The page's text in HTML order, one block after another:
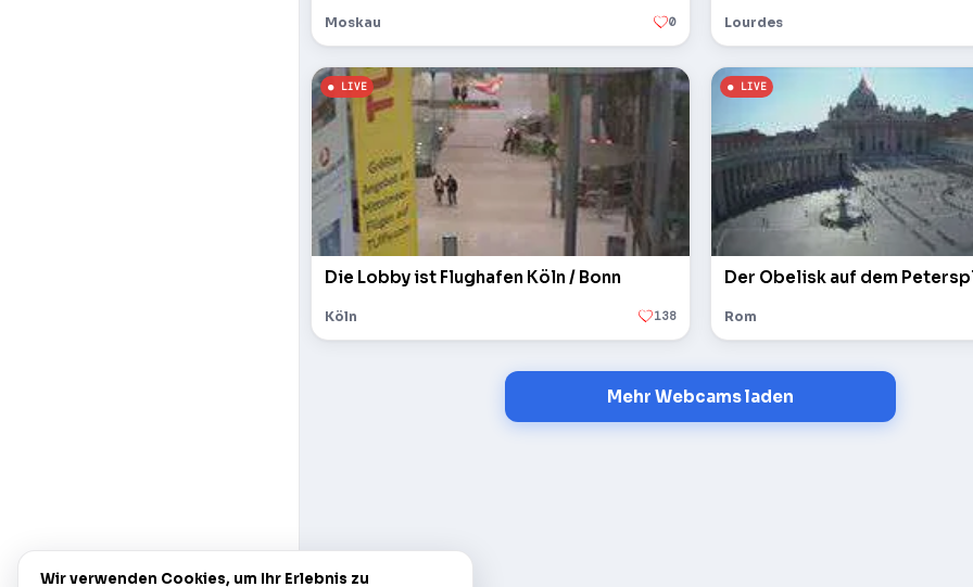
Moskau 0 Lourdes
Die Lobby ist Flughafen Köln / Bonn
Köln 138 Rom
Mehr Webcams laden
Wir verwenden Cookies, um Ihr Erlebnis zu